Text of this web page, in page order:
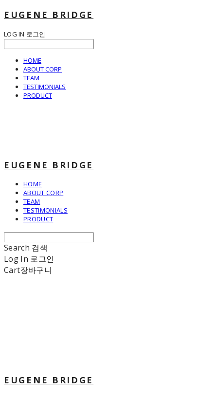
EUGENE BRIDGE
LOG IN 로그인
HOME
ABOUT CORP
TEAM
TESTIMONIALS
PRODUCT
EUGENE BRIDGE
HOME
ABOUT CORP
TEAM
TESTIMONIALS
PRODUCT
Search 검색
Log In 로그인
Cart장바구니
EUGENE BRIDGE